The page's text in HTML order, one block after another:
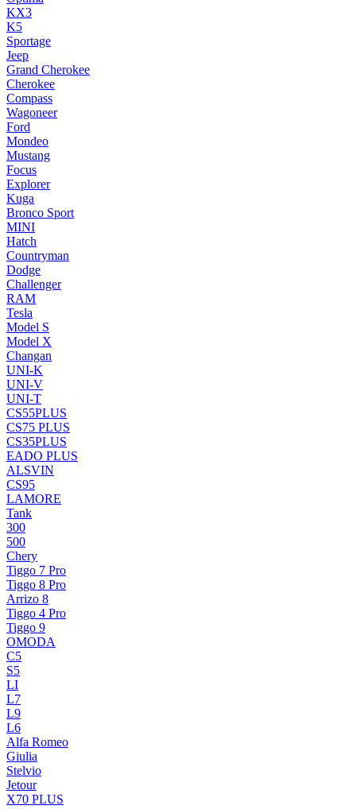
KX3
K5
Sportage
Jeep
Grand Cherokee
Cherokee
Compass
Wagoneer
Ford
Mondeo
Mustang
Focus
Explorer
Kuga
Bronco Sport
MINI
Hatch
Countryman
Dodge
Challenger
RAM
Tesla
Model S
Model X
Changan
UNI-K
UNI-V
UNI-T
CS55PLUS
CS75 PLUS
CS35PLUS
EADO PLUS
ALSVIN
CS95
LAMORE
Tank
300
500
Chery
Tiggo 7 Pro
Tiggo 8 Pro
Arrizo 8
Tiggo 4 Pro
Tiggo 9
OMODA
C5
S5
LI
L7
L9
L6
Alfa Romeo
Giulia
Stelvio
Jetour
X70 PLUS